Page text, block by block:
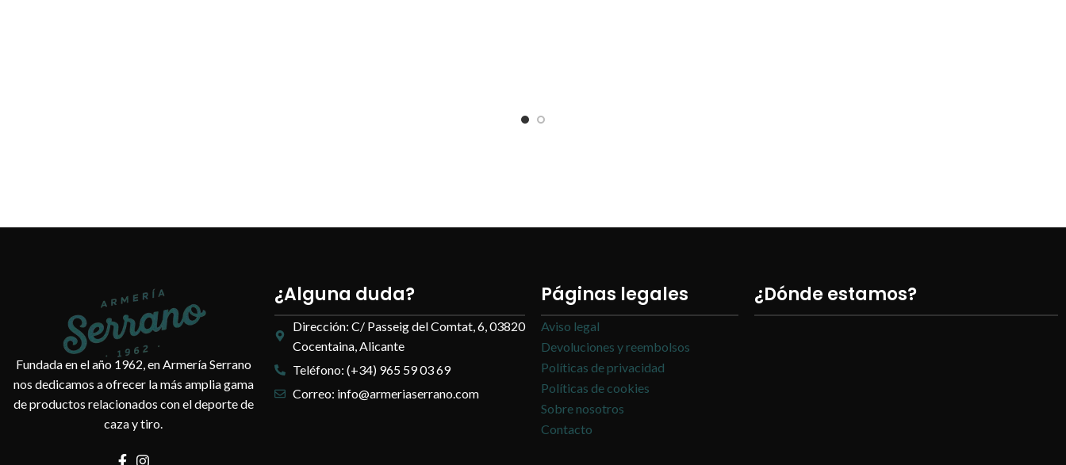
Fundada en el año 1962, en Armería Serrano
nos dedicamos a ofrecer la más amplia gama
de productos relacionados con el deporte de
caza y tiro.
¿Alguna duda?
Dirección: C/ Passeig del Comtat, 6, 03820
Cocentaina, Alicante
Teléfono: (+34) 965 59 03 69
Correo: info@armeriaserrano.com
Páginas legales
Aviso legal
Devoluciones y reembolsos
Políticas de privacidad
Políticas de cookies
Sobre nosotros
Contacto
¿Dónde estamos?